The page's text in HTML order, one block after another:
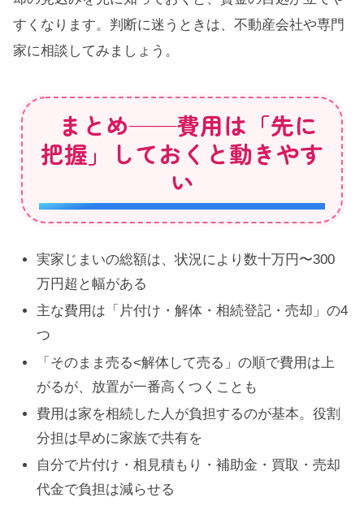
すくなります。判断に迷うときは、不動産会社や専門
家に相談してみましょう。
まとめ——費用は「先に
把握」しておくと動きやす
い
実家じまいの総額は、状況により数十万円〜300
万円超と幅がある
主な費用は「片付け・解体・相続登記・売却」の4
つ
「そのまま売る<解体して売る」の順で費用は上
がるが、放置が一番高くつくことも
費用は家を相続した人が負担するのが基本。役割
分担は早めに家族で共有を
自分で片付け・相見積もり・補助金・買取・売却
代金で負担は減らせる